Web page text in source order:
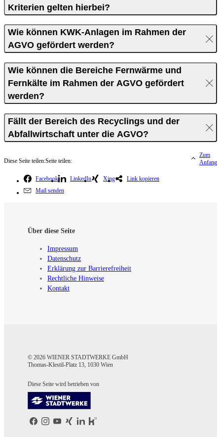
Kriterien gelten hierbei?
Wie können KWK-Anlagen im Rahmen der
AGVO gefördert werden?
Wie können die Bereiche Fernwärme und
Fernkälte im Rahmen der AGVO gefördert
werden?
Fällt der Bereich des Recyclings und der
Abfallwirtschaft unter die AGVO?
Diese Seite teilen:Seite teilen:
Facebook LinkedIn Xing
Link kopieren
Mail senden
Zum
Anfang
Über diese Seite
Impressum
Datenschutz
Erklärung zur Barrierefreiheit
Rechtliche Hinweise
Kontakt
© 2026 WIENER STADTWERKE GmbH
Thomas-Klestil-Platz 13, 1030 Wien
Diese Seite wird betrieben von